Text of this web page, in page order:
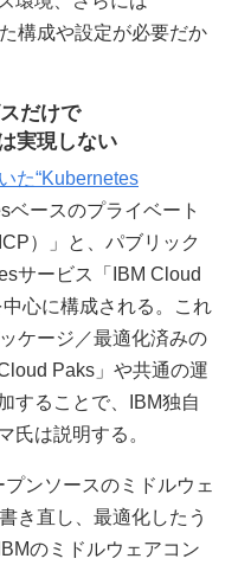
構成や設定が必要だか
だけで
実現しない
た“Kubernetes
ベースのプライベート
）」と、パブリック
サービス「IBM Cloud
心に構成される。これ
ケージ／最適化済みの
Paks」や共通の運
することで、IBM独自
氏は説明する。
ンソースのミドルウェ
き直し、最適化したう
のミドルウェアコン